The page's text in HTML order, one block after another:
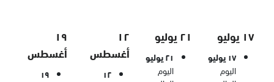
١٧ يوليو
١٧ يوليو
اليوم
٢١ يوليو
٢١ يوليو
اليوم
١٢
أغسطس
١٢
١٩
أغسطس
١٩